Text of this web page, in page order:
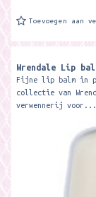
Toevoegen aan
Wrendale Lip
Fijne lip balm in
collectie van
verwennerij voor...